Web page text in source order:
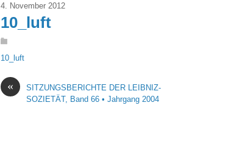
4. November 2012
10_luft
10_luft
«
SITZUNGSBERICHTE DER LEIBNIZ-
SOZIETÄT, Band 66 • Jahrgang 2004